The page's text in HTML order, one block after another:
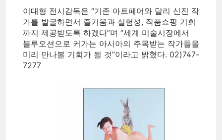
이대형 전시감독은 “기존 아트페어와 달리 신진 작
가를 발굴하면서 즐거움과 실험성, 작품쇼핑 기회
까지 제공받도록 하겠다”며 “세계 미술시장에서
블루오션으로 커가는 아시아의 주목받는 작가들을
미리 만나볼 기회가 될 것”이라고 밝혔다. 02)747-
7277